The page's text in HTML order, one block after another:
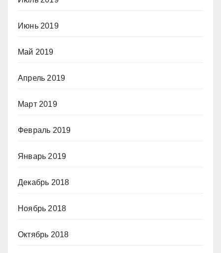
Июнь 2019
Май 2019
Апрель 2019
Март 2019
Февраль 2019
Январь 2019
Декабрь 2018
Ноябрь 2018
Октябрь 2018